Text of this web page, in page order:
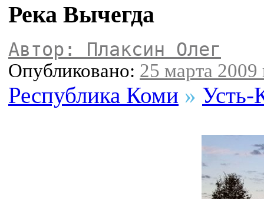
Река Вычегда
Автор: Плаксин Олег
Опубликовано: 25 марта 2009
Республика Коми » Усть-